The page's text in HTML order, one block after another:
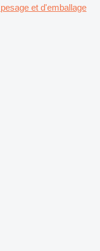
et d'emballage